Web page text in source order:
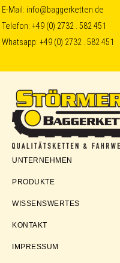
Skip
to
primary
navigation
Skip
to
content
Skip
to
E-Mail: info@baggerketten.de
Telefon:+49 (0) 2732 . 582 451
Whatsapp:+49 (0) 2732 . 582 451
Störmer
UNTERNEHMEN
PRODUKTE
WISSENSWERTES
KONTAKT
IMPRESSUM